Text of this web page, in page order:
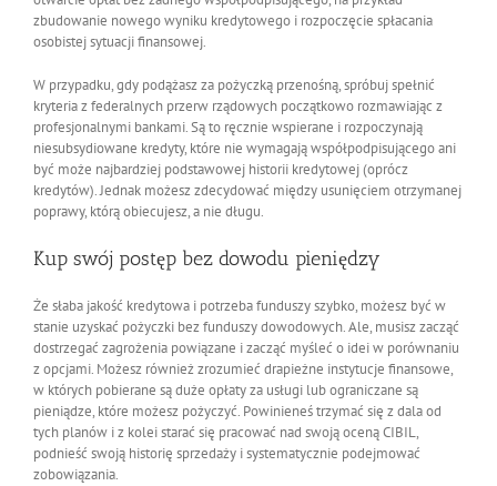
zbudowanie nowego wyniku kredytowego i rozpoczęcie spłacania
osobistej sytuacji finansowej.
W przypadku, gdy podążasz za pożyczką przenośną, spróbuj spełnić
kryteria z federalnych przerw rządowych początkowo rozmawiając z
profesjonalnymi bankami. Są to ręcznie wspierane i rozpoczynają
niesubsydiowane kredyty, które nie wymagają współpodpisującego ani
być może najbardziej podstawowej historii kredytowej (oprócz
kredytów). Jednak możesz zdecydować między usunięciem otrzymanej
poprawy, którą obiecujesz, a nie długu.
Kup swój postęp bez dowodu pieniędzy
Że słaba jakość kredytowa i potrzeba funduszy szybko, możesz być w
stanie uzyskać pożyczki bez funduszy dowodowych. Ale, musisz zacząć
dostrzegać zagrożenia powiązane i zacząć myśleć o idei w porównaniu
z opcjami. Możesz również zrozumieć drapieżne instytucje finansowe,
w których pobierane są duże opłaty za usługi lub ograniczane są
pieniądze, które możesz pożyczyć. Powinieneś trzymać się z dala od
tych planów i z kolei starać się pracować nad swoją oceną CIBIL,
podnieść swoją historię sprzedaży i systematycznie podejmować
zobowiązania.